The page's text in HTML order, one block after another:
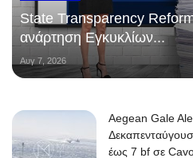
State Transparency
ανάρτηση Εγκυκλίων...
Αυγ 7, 2026
Aegean Gale
έως 7 bf σε